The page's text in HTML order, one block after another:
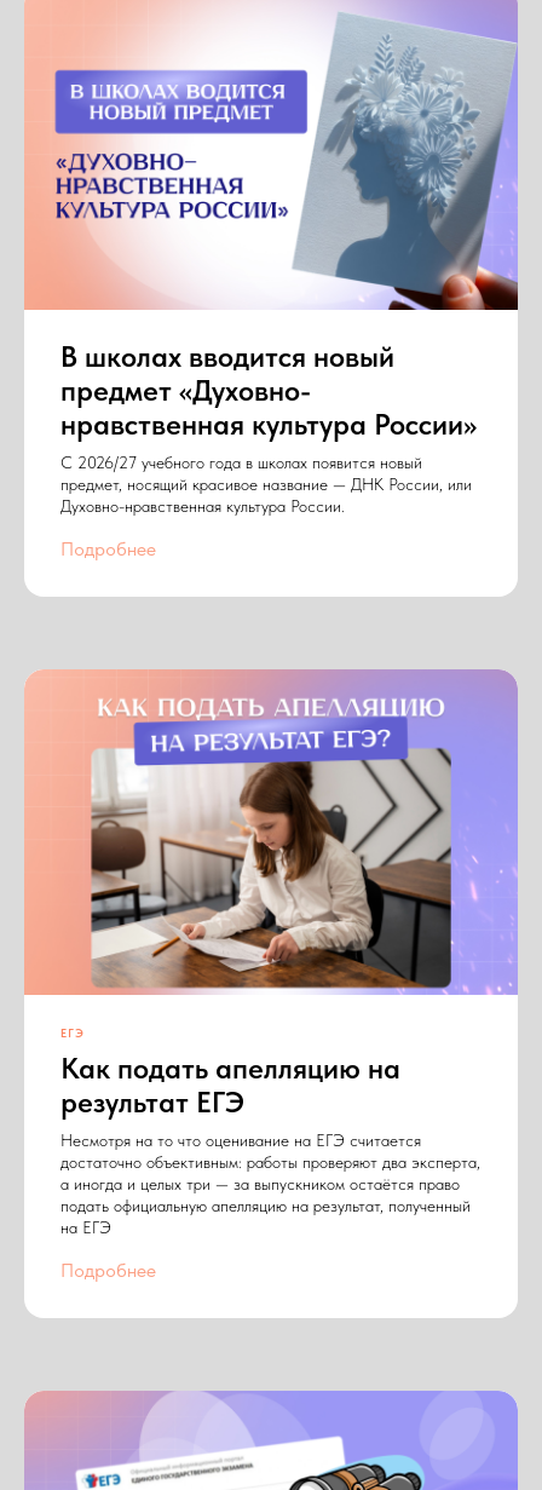
В школах вводится новый
предмет «Духовно-
нравственная культура России»
С 2026/27 учебного года в школах появится новый
предмет, носящий красивое название — ДНК России, или
Духовно-нравственная культура России.
Подробнее
ЕГЭ
Как подать апелляцию на
результат ЕГЭ
Несмотря на то что оценивание на ЕГЭ считается
достаточно объективным: работы проверяют два эксперта,
а иногда и целых три — за выпускником остаётся право
подать официальную апелляцию на результат, полученный
на ЕГЭ
Подробнее